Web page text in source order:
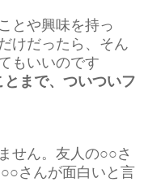
とや興味を持っ
けだったら、そん
もいいのです
まで、ついついフ
せん。友人の○○さ
さんが面白いと言